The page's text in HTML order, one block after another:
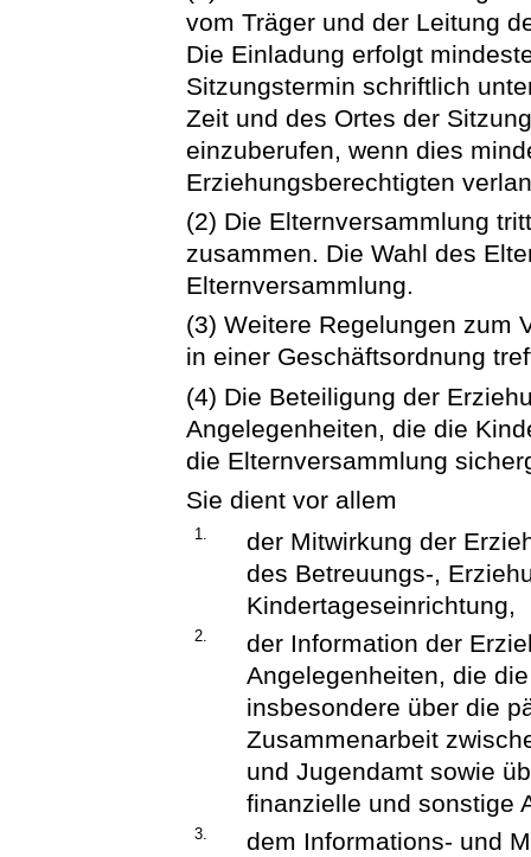
vom Träger und der Leitung
Die Einladung erfolgt
Sitzungstermin schriftlich
Zeit und des Ortes der
einzuberufen, wenn dies
Erziehungsberechtigten
(2) Die Elternversammlung
zusammen. Die Wahl des
Elternversammlung.
(3) Weitere Regelungen zum
in einer Geschäftsordnung
(4) Die Beteiligung der
Angelegenheiten, die die
die Elternversammlung
Sie dient vor allem
1.
der Mitwirkung der
des Betreuungs-,
Kindertageseinrichtung,
2.
der Information der
Angelegenheiten, die
insbesondere über die
Zusammenarbeit
und Jugendamt sowie
finanzielle und sonstige
3.
dem Informations- und